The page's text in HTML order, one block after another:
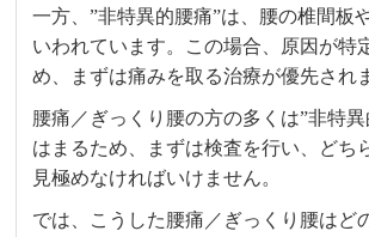
一方、”非特異的腰痛”は、腰の椎間板
いわれています。この場合、原因が特
め、まずは痛みを取る治療が優先され
腰痛／ぎっくり腰の方の多くは”非特異
はまるため、まずは検査を行い、どち
見極めなければいけません。
では、こうした腰痛／ぎっくり腰はど